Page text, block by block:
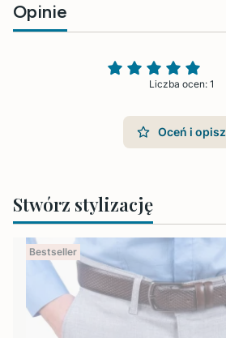
Opinie
Liczba ocen: 1
Oceń i opisz
Stwórz stylizację
Bestseller